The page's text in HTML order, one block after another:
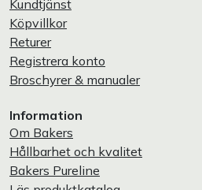
Kundtjänst
Köpvillkor
Returer
Registrera konto
Broschyrer & manualer
Information
Om Bakers
Hållbarhet och kvalitet
Bakers Pureline